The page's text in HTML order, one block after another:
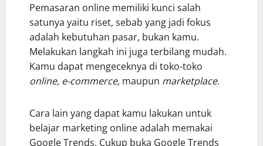
Pemasaran online memiliki kunci salah
satunya yaitu riset, sebab yang jadi fokus
adalah kebutuhan pasar, bukan kamu.
Melakukan langkah ini juga terbilang mudah.
Kamu dapat mengeceknya di toko-toko
online, e-commerce, maupun marketplace.
Cara lain yang dapat kamu lakukan untuk
belajar marketing onlineadalah memakai
Google Trends. Cukup buka Google Trends